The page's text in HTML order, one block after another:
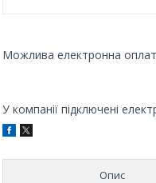
У компанії підключені
Опис